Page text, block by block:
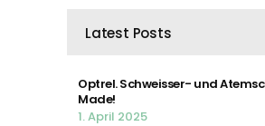
Latest Posts
Optrel. Schweisser- und
Made!
1. April 2025